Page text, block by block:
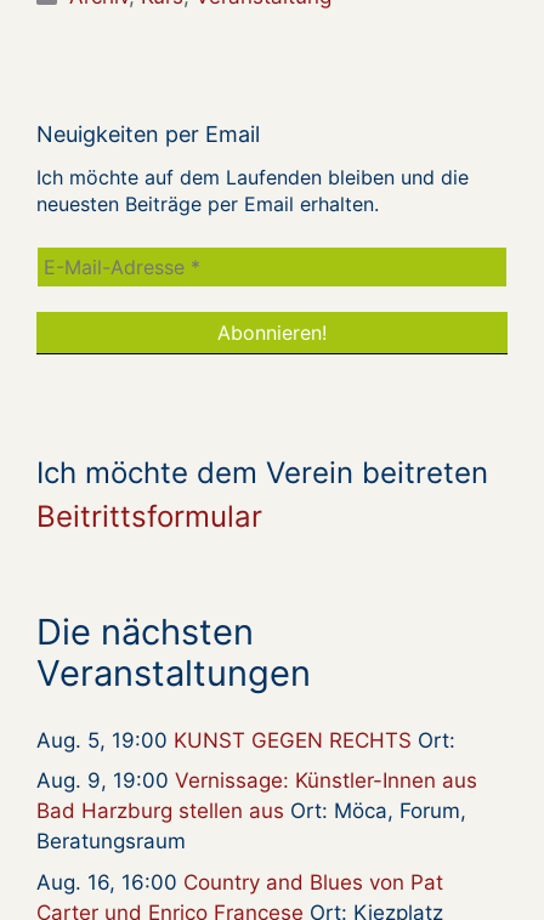
Neuigkeiten per Email
Ich möchte auf dem Laufenden bleiben und die
neuesten Beiträge per Email erhalten.
Ich möchte dem Verein beitreten
Beitrittsformular
Die nächsten
Veranstaltungen
Aug. 5, 19:00 KUNST GEGEN RECHTS Ort:
Aug. 9, 19:00 Vernissage: Künstler-Innen aus
Bad Harzburg stellen aus Ort: Möca, Forum,
Beratungsraum
Aug. 16, 16:00 Country and Blues von Pat
Carter und Enrico Francese Ort: Kiezplatz